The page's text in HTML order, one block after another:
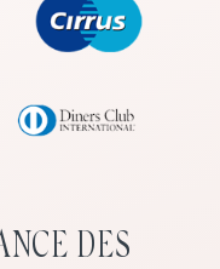
DES